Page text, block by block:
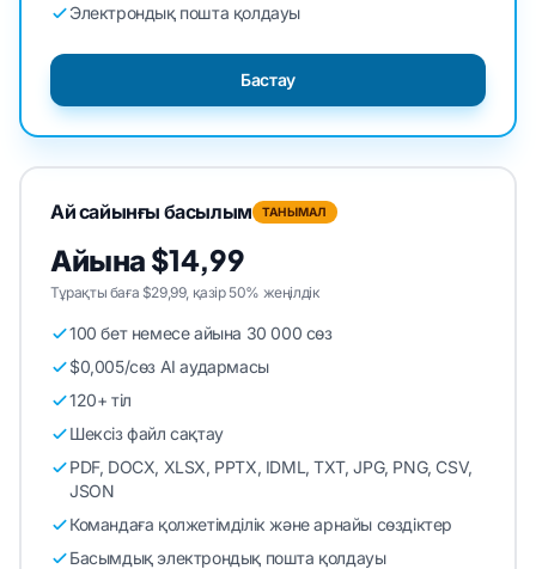
Электрондық пошта қолдауы
Бастау
Ай сайынғы басылым ТАНЫМАЛ
Айына $14,99
Тұрақты баға $29,99, қазір 50% жеңілдік
100 бет немесе айына 30 000 сөз
$0,005/сөз AI аудармасы
120+ тіл
Шексіз файл сақтау
PDF, DOCX, XLSX, PPTX, IDML, TXT, JPG, PNG, CSV,
JSON
Командаға қолжетімділік және арнайы сөздіктер
Басымдық электрондық пошта қолдауы